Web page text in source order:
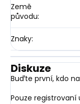
Země
původu:
Znaky:
Diskuze
Buďte první, kdo
Pouze